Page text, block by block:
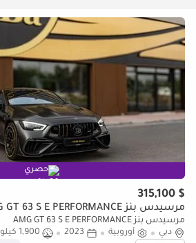
حصري
$ 315,100
مرسيدس بنز AMG GT 63 S E PERFORMANCE
مرسيدس بنز AMG GT 63 S E PERFORMANCE
دبي
أوروبية 2023 1,900 كيلومتر